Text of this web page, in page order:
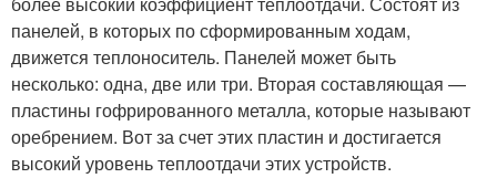
панелей, в которых по сформированным ходам,
движется теплоноситель. Панелей может быть
несколько: одна, две или три. Вторая составляющая —
пластины гофрированного металла, которые называют
оребрением. Вот за счет этих пластин и достигается
высокий уровень теплоотдачи этих устройств.